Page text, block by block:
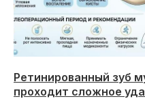
Ретинированный зуб
проходит сложное